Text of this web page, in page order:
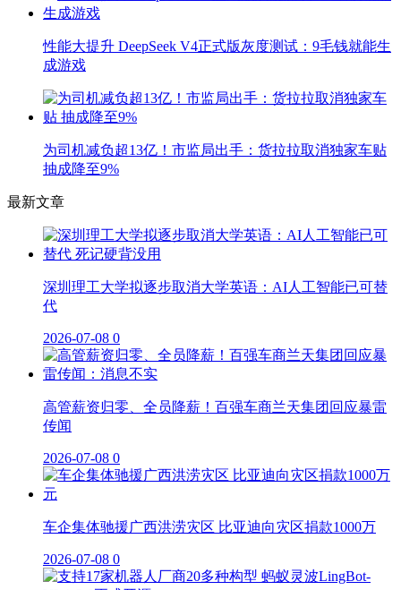
性能大提升 DeepSeek V4正式版灰度测试：9毛钱就能生
成游戏
为司机减负超13亿！市监局出手：货拉拉取消独家车贴
抽成降至9%
最新文章
深圳理工大学拟逐步取消大学英语：AI人工智能已可替
代
2026-07-08 0
高管薪资归零、全员降薪！百强车商兰天集团回应暴雷
传闻
2026-07-08 0
车企集体驰援广西洪涝灾区 比亚迪向灾区捐款1000万
2026-07-08 0